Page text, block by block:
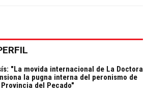
"La movida internacional de La Doctora
la pugna interna del peronismo de
del Pecado"